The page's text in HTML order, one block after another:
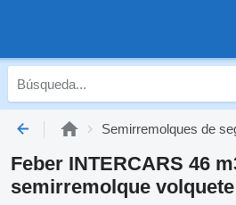
Semirremolques de
Feber INTERCARS 46
semirremolque volquete